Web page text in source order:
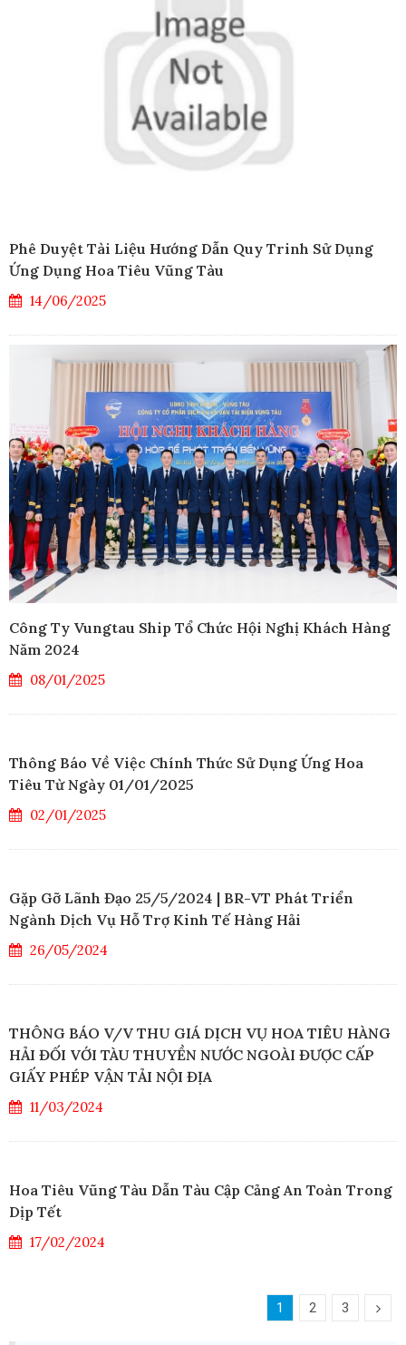
Phê Duyệt Tài Liệu Hướng Dẫn Quy Trinh Sử Dụng
Ứng Dụng Hoa Tiêu Vũng Tàu
14/06/2025
Công Ty Vungtau Ship Tổ Chức Hội Nghị Khách Hàng
Năm 2024
08/01/2025
Thông Báo Về Việc Chính Thức Sử Dụng Ứng Hoa
Tiêu Từ Ngày 01/01/2025
02/01/2025
Gặp Gỡ Lãnh Đạo 25/5/2024 | BR-VT Phát Triển
Ngành Dịch Vụ Hỗ Trợ Kinh Tế Hàng Hải
26/05/2024
THÔNG BÁO V/V THU GIÁ DỊCH VỤ HOA TIÊU HÀNG
HẢI ĐỐI VỚI TÀU THUYỀN NƯỚC NGOÀI ĐƯỢC CẤP
GIẤY PHÉP VẬN TẢI NỘI ĐỊA
11/03/2024
Hoa Tiêu Vũng Tàu Dẫn Tàu Cập Cảng An Toàn Trong
Dịp Tết
17/02/2024
1 2 3